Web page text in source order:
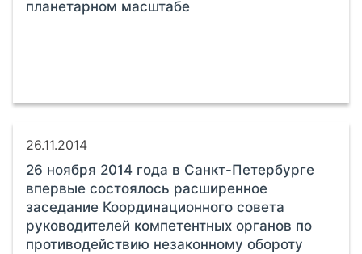
планетарном масштабе
26.11.2014
26 ноября 2014 года в Санкт-Петербурге
впервые состоялось расширенное
заседание Координационного совета
руководителей компетентных органов по
противодействию незаконному обороту